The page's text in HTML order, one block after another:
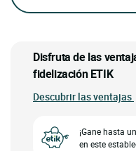
Disfruta de las
fidelización ETIK
Descubrir las ventajas
¡Gane hasta un
en este